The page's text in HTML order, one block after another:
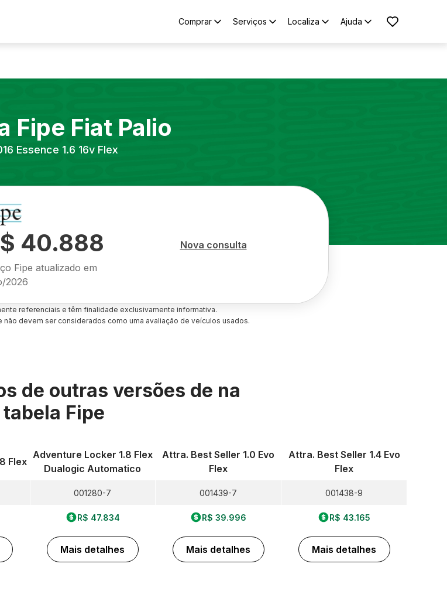
Comprar Serviços Localiza Ajuda
Fipe Fiat Palio
Essence 1.6 16v Flex
40.888
Fipe atualizado em
2026
Nova consulta
referenciais e têm finalidade exclusivamente informativa.
devem ser considerados como uma avaliação de veículos usados.
de outras versões de na
tabela Fipe
Flex
Adventure Locker 1.8 Flex
Dualogic Automatico
001280-7
R$ 47.834
Mais detalhes
Attra. Best Seller 1.0 Evo
Flex
001439-7
R$ 39.996
Mais detalhes
Attra. Best Seller 1.4 Evo
Flex
001438-9
R$ 43.165
Mais detalhes